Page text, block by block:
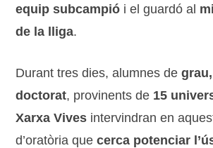
equip subcampió i el guardó al
de la lliga.
Durant tres dies, alumnes de
doctorat, provinents de 15
Xarxa Vives intervindran en
d’oratòria quecerca potenciar